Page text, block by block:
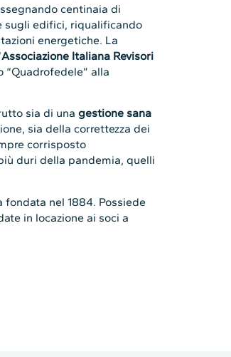
centinaia di
sugli edifici, riqualificando
energetiche. La
Associazione Italiana Revisori
alla
sia di unagestione sana
sia della correttezza dei
corrisposto
duri della pandemia, quelli
nel 1884. Possiede
in locazione ai soci a